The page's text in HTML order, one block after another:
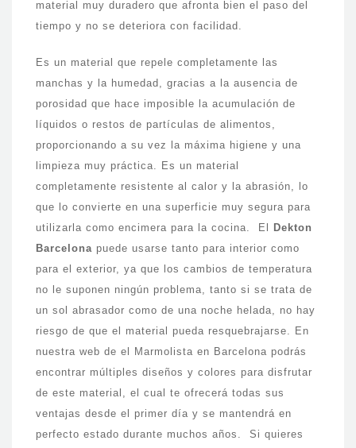
material muy duradero que afronta bien el paso del
tiempo y no se deteriora con facilidad.
Es un material que repele completamente las
manchas y la humedad, gracias a la ausencia de
porosidad que hace imposible la acumulación de
líquidos o restos de partículas de alimentos,
proporcionando a su vez la máxima higiene y una
limpieza muy práctica. Es un material
completamente resistente al calor y la abrasión, lo
que lo convierte en una superficie muy segura para
utilizarla como encimera para la cocina. El
Dekton
Barcelona puede usarse tanto para interior como
para el exterior, ya que los cambios de temperatura
no le suponen ningún problema, tanto si se trata de
un sol abrasador como de una noche helada, no hay
riesgo de que el material pueda resquebrajarse. En
nuestra web de el Marmolista en Barcelona podrás
encontrar múltiples diseños y colores para disfrutar
de este material, el cual te ofrecerá todas sus
ventajas desde el primer día y se mantendrá en
perfecto estado durante muchos años. Si quieres